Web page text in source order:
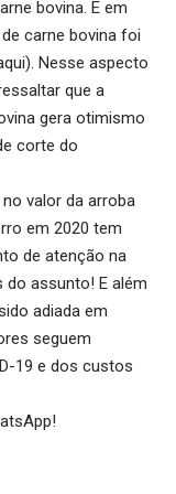
bovina. E em
carne bovina foi
). Nesse aspecto
que a
gera otimismo
corte do
valor da arroba
em 2020 tem
de atenção na
do assunto! E além
adiada em
seguem
19 e dos custos